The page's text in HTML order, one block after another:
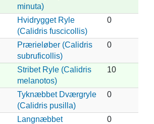
minuta)
Hvidrygget Ryle
(Calidris fuscicollis)
0
Prærieløber (Calidris
subruficollis)
0
Stribet Ryle (Calidris
melanotos)
10
Tyknæbbet Dværgryle
(Calidris pusilla)
0
Langnæbbet
0